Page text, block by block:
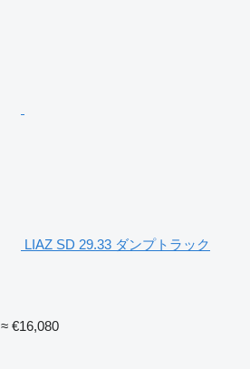
LIAZ SD 29.33 ダンプトラック
≈ €16,080